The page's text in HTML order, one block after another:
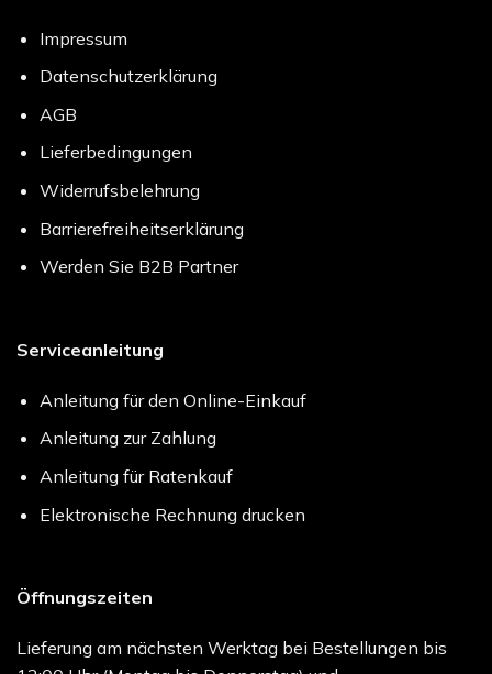
Impressum
Datenschutzerklärung
AGB
Lieferbedingungen
Widerrufsbelehrung
Barrierefreiheitserklärung
Werden Sie B2B Partner
Serviceanleitung
Anleitung für den Online-Einkauf
Anleitung zur Zahlung
Anleitung für Ratenkauf
Elektronische Rechnung drucken
Öffnungszeiten
Lieferung am nächsten Werktag bei Bestellungen bis